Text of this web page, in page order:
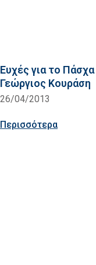
Ευχές για το
Γεώργιος Κουράση
26/04/2013
Περισσότερα